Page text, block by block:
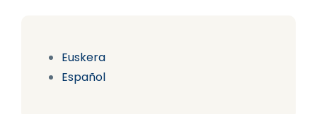
Euskera
Español